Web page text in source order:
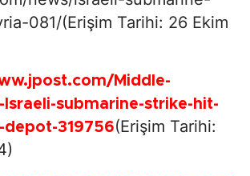
081/(Erişim Tarihi: 26 Ekim
Middle-
Israeli-submarine-strike-hit-
depot-319756(Erişim Tarihi: